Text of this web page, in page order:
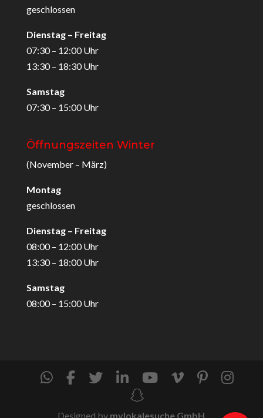
geschlossen
Dienstag – Freitag
07:30 – 12:00 Uhr
13:30 – 18:30 Uhr
Samstag
07:30 – 15:00 Uhr
Öffnungszeiten Winter
(November – März)
Montag
geschlossen
Dienstag – Freitag
08:00 – 12:00 Uhr
13:30 – 18:00 Uhr
Samstag
08:00 – 15:00 Uhr
Designed by mylokalesuche GmbH